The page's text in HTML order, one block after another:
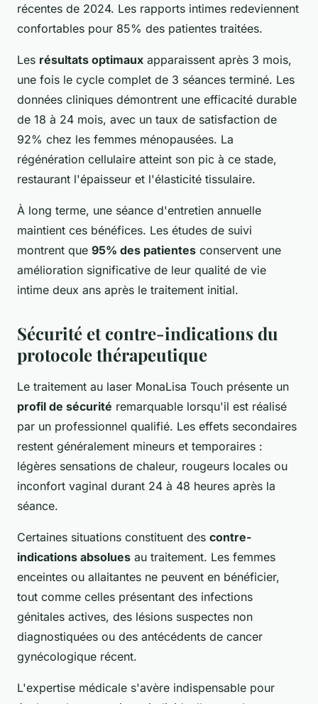
récentes de 2024. Les rapports intimes redeviennent
confortables pour 85% des patientes traitées.
Les résultats optimaux apparaissent après 3 mois,
une fois le cycle complet de 3 séances terminé. Les
données cliniques démontrent une efficacité durable
de 18 à 24 mois, avec un taux de satisfaction de
92% chez les femmes ménopausées. La
régénération cellulaire atteint son pic à ce stade,
restaurant l'épaisseur et l'élasticité tissulaire.
À long terme, une séance d'entretien annuelle
maintient ces bénéfices. Les études de suivi
montrent que 95% des patientes conservent une
amélioration significative de leur qualité de vie
intime deux ans après le traitement initial.
Sécurité et contre-indications du
protocole thérapeutique
Le traitement au laser MonaLisa Touch présente un
profil de sécurité remarquable lorsqu'il est réalisé
par un professionnel qualifié. Les effets secondaires
restent généralement mineurs et temporaires :
légères sensations de chaleur, rougeurs locales ou
inconfort vaginal durant 24 à 48 heures après la
séance.
Certaines situations constituent des contre-
indications absolues au traitement. Les femmes
enceintes ou allaitantes ne peuvent en bénéficier,
tout comme celles présentant des infections
génitales actives, des lésions suspectes non
diagnostiquées ou des antécédents de cancer
gynécologique récent.
L'expertise médicale s'avère indispensable pour